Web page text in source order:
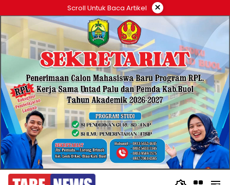
ke
konten
Scroll Untuk Baca Artikel ×